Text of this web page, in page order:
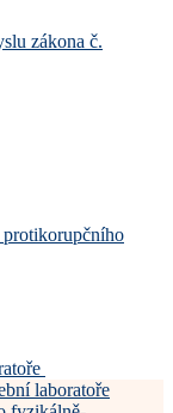
zákona č.
laboratoře